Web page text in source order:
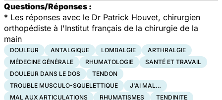
Questions/Réponses :
* Les réponses avec le Dr Patrick Houvet, chirurgien
orthopédiste à l'Institut français de la chirurgie de la
main
DOULEUR ANTALGIQUE LOMBALGIE
ARTHRALGIE
MÉDECINE GÉNÉRALE
RHUMATOLOGIE
SANTÉ ET TRAVAIL
DOULEUR DANS LE DOS
TENDON
TROUBLE MUSCULO-SQUELETTIQUE
J'AI MAL…
MAL AUX ARTICULATIONS
RHUMATISMES
TENDINITE